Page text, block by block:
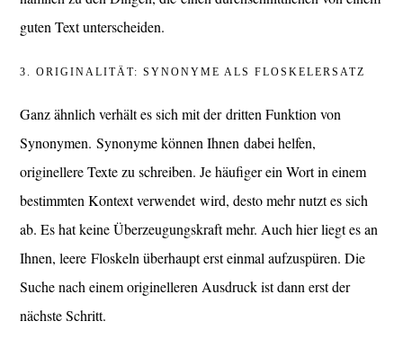
guten Text unterscheiden.
3. ORIGINALITÄT: SYNONYME ALS FLOSKELERSATZ
Ganz ähnlich verhält es sich mit der dritten Funktion von
Synonymen. Synonyme können Ihnen dabei helfen,
originellere Texte zu schreiben. Je häufiger ein Wort in einem
bestimmten Kontext verwendet wird, desto mehr nutzt es sich
ab. Es hat keine Überzeugungskraft mehr. Auch hier liegt es an
Ihnen, leere Floskeln überhaupt erst einmal aufzuspüren. Die
Suche nach einem originelleren Ausdruck ist dann erst der
nächste Schritt.